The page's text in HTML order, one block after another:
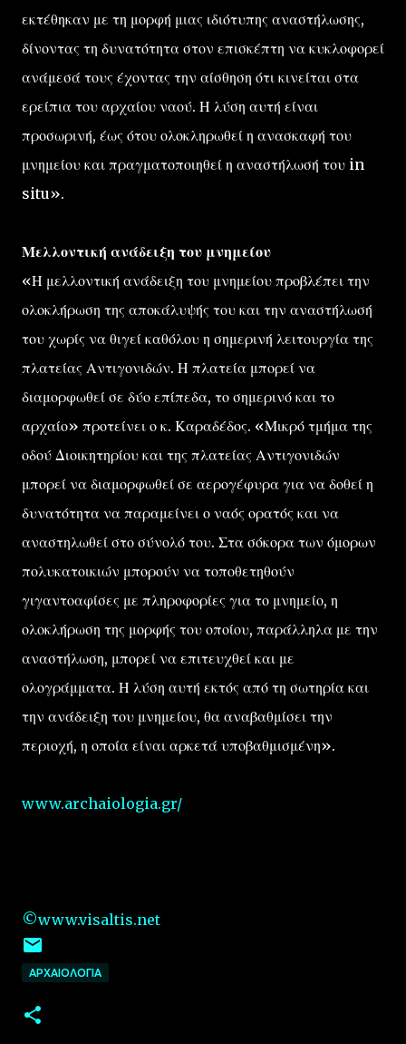
εκτέθηκαν με τη μορφή μιας ιδιότυπης αναστήλωσης,
δίνοντας τη δυνατότητα στον επισκέπτη να κυκλοφορεί
ανάμεσά τους έχοντας την αίσθηση ότι κινείται στα
ερείπια του αρχαίου ναού. Η λύση αυτή είναι
προσωρινή, έως ότου ολοκληρωθεί η ανασκαφή του
μνημείου και πραγματοποιηθεί η αναστήλωσή του in
situ».
Μελλοντική ανάδειξη του μνημείου
«Η μελλοντική ανάδειξη του μνημείου προβλέπει την
ολοκλήρωση της αποκάλυψής του και την αναστήλωσή
του χωρίς να θιγεί καθόλου η σημερινή λειτουργία της
πλατείας Αντιγονιδών. Η πλατεία μπορεί να
διαμορφωθεί σε δύο επίπεδα, το σημερινό και το
αρχαίο» προτείνει ο κ. Καραδέδος. «Μικρό τμήμα της
οδού Διοικητηρίου και της πλατείας Αντιγονιδών
μπορεί να διαμορφωθεί σε αερογέφυρα για να δοθεί η
δυνατότητα να παραμείνει ο ναός ορατός και να
αναστηλωθεί στο σύνολό του. Στα σόκορα των όμορων
πολυκατοικιών μπορούν να τοποθετηθούν
γιγαντοαφίσες με πληροφορίες για το μνημείο, η
ολοκλήρωση της μορφής του οποίου, παράλληλα με την
αναστήλωση, μπορεί να επιτευχθεί και με
ολογράμματα. Η λύση αυτή εκτός από τη σωτηρία και
την ανάδειξη του μνημείου, θα αναβαθμίσει την
περιοχή, η οποία είναι αρκετά υποβαθμισμένη».
www.archaiologia.gr/
©www.visaltis.net
ΑΡΧΑΙΟΛΟΓΙΑ